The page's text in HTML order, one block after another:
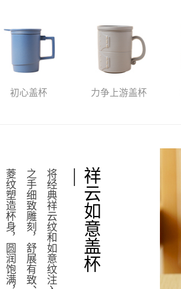
初心盖杯 力争上游盖杯
祥云如意盖杯